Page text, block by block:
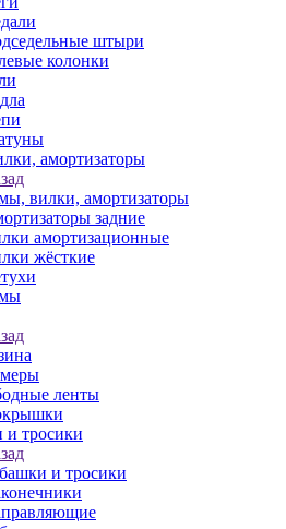
штыри
колонки
амортизаторы
вилки, амортизаторы
задние
амортизационные
жёсткие
ленты
и тросики
и тросики